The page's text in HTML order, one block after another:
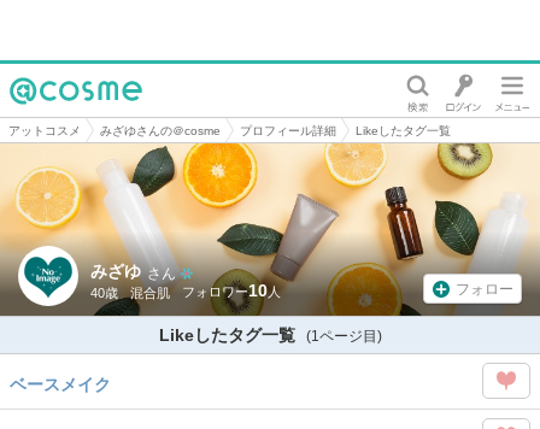
@cosme
アットコスメ みざゆさんの＠cosme プロフィール詳細 Likeしたタグ一覧
みざゆ さん
40歳 混合肌 10 フォロー
Likeしたタグ一覧 (1ページ目)
ベースメイク
この